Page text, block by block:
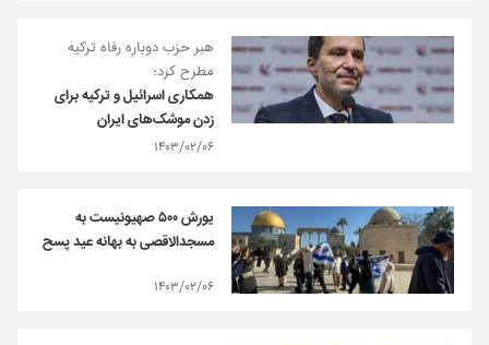
هبر حزب دوباره رفاه ترکیه
مطرح کرد؛
همکاری اسرائیل و ترکیه برای
زدن موشک‌های ایران
۱۴۰۳/۰۲/۰۶
یورش ۵۰۰ صهیونیست به
مسجدالاقصی به بهانه عید پسح
۱۴۰۳/۰۲/۰۶